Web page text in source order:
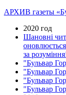
АРХИВ газеты
2020 год
Шановні
за
"Бульвар
"Бульвар
"Бульвар
"Бульвар